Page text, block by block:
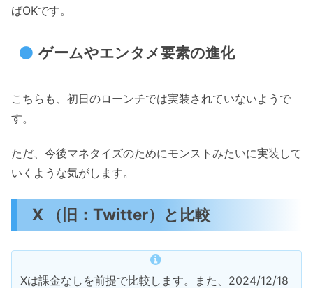
ばOKです。
ゲームやエンタメ要素の進化
こちらも、初日のローンチでは実装されていないようで
す。
ただ、今後マネタイズのためにモンストみたいに実装して
いくような気がします。
X （旧：Twitter）と比較
Xは課金なしを前提で比較します。また、2024/12/18